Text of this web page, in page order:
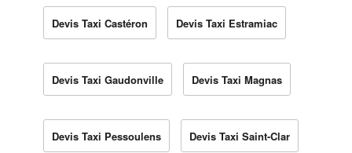
Devis Taxi Castéron Devis Taxi Estramiac
Devis Taxi Gaudonville Devis Taxi Magnas
Devis Taxi Pessoulens Devis Taxi Saint-Clar